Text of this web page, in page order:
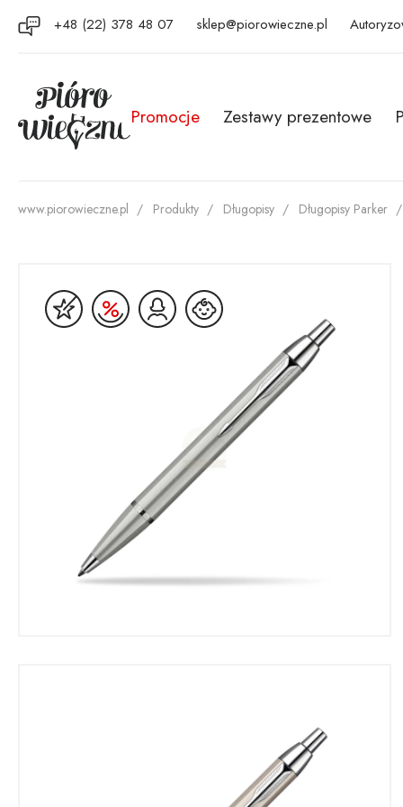
+48 (22) 378 48 07 sklep@piorowieczne.pl
Promocje Zestawy prezentowe
www.piorowieczne.pl Produkty Długopisy Długopisy Parker